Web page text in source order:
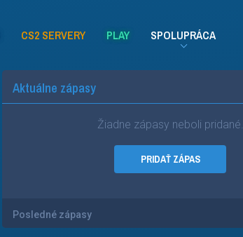
CS2 SERVERY PLAY SPOLUPRÁCA
Aktuálne zápasy
Žiadne zápasy neboli pridané.
PRIDAŤ ZÁPAS
Posledné zápasy